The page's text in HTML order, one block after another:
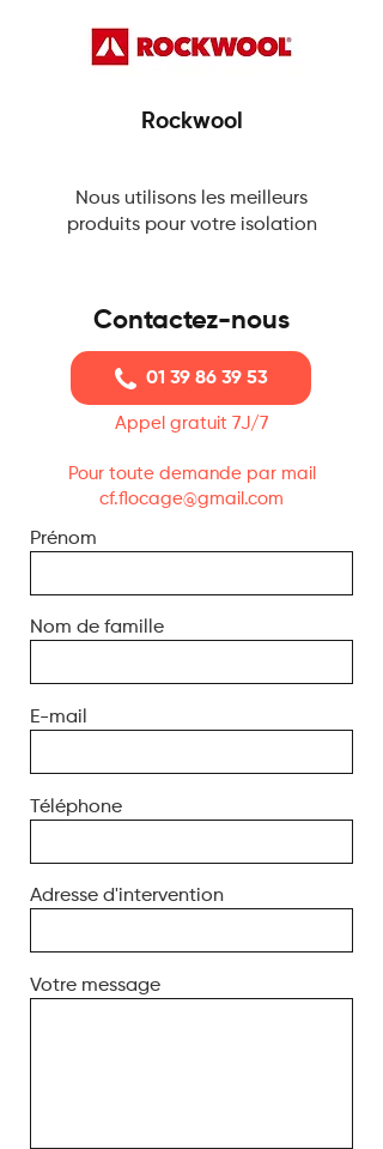
Rockwool
Nous utilisons les meilleurs
produits pour votre isolation
Contactez-nous
01 39 86 39 53
Appel gratuit 7J/7
Pour toute demande par mail
cf.flocage@gmail.com
Prénom
Nom de famille
E-mail
Téléphone
Adresse d'intervention
Votre message